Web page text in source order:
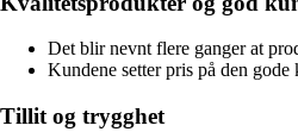
Det blir nevnt flere ganger at
Kundene setter pris på den
Tillit og trygghet